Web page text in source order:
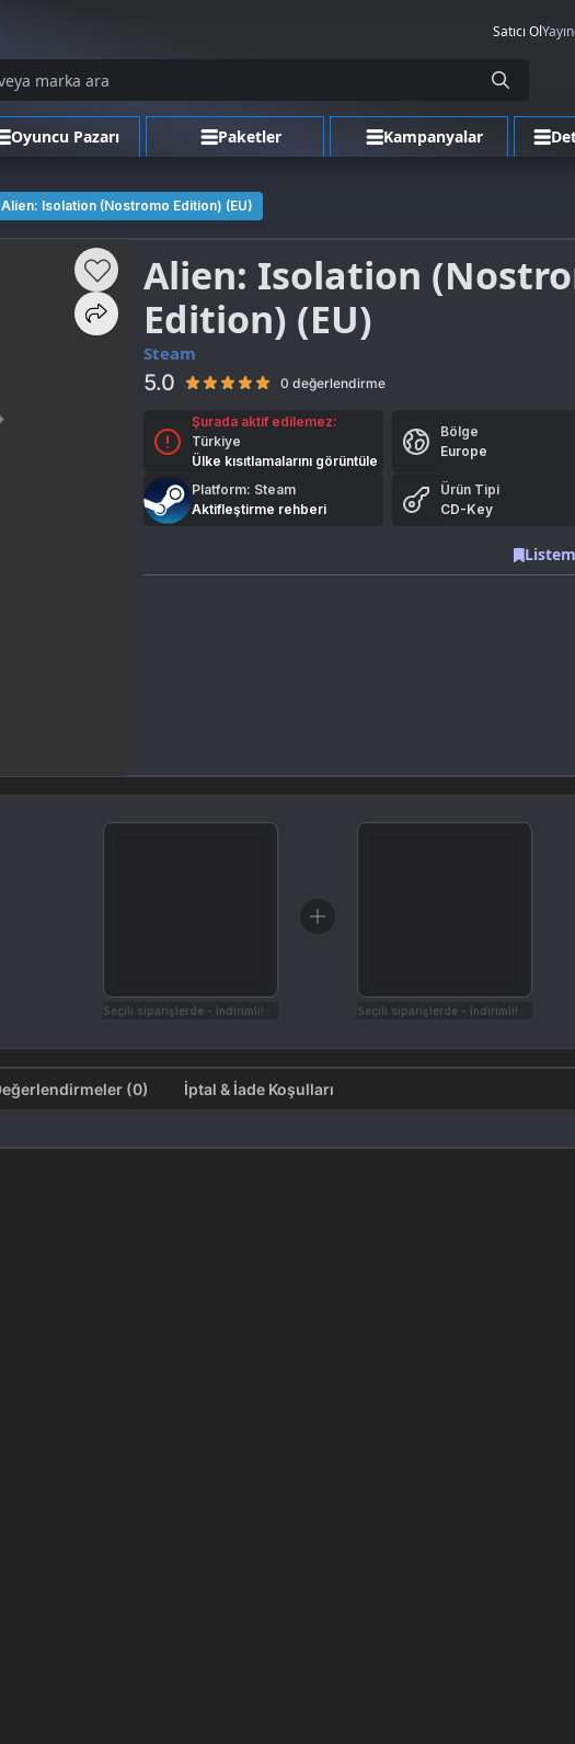
Satıcı Ol
Oyuncu Pazarı Paketler Kampanyalar
Alien: Isolation (Nostromo Edition) (EU)
Alien: Isolation
Edition) (EU)
Steam
5.0 0 değerlendirme
Şurada aktif edilemez:
Türkiye
Ülke kısıtlamalarını görüntüle
Bölge
Europe
Platform: Steam
Aktifleştirme rehberi
Ürün Tipi
CD-Key
Seçili siparişlerde - İndirimli! Seçili siparişlerde - İndirimli!
Değerlendirmeler (0) İptal & İade Koşulları